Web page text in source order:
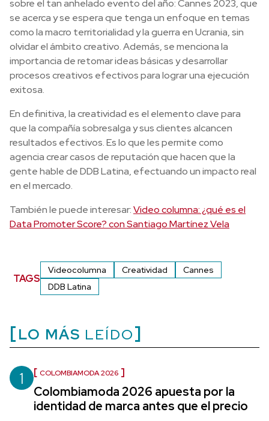
sobre el tan anhelado evento del año: Cannes 2023, que
se acerca y se espera que tenga un enfoque en temas
como la macro territorialidad y la guerra en Ucrania, sin
olvidar el ámbito creativo. Además, se menciona la
importancia de retomar ideas básicas y desarrollar
procesos creativos efectivos para lograr una ejecución
exitosa.
En definitiva, la creatividad es el elemento clave para
que la compañía sobresalga y sus clientes alcancen
resultados efectivos. Es lo que les permite como
agencia crear casos de reputación que hacen que la
gente hable de DDB Latina, efectuando un impacto real
en el mercado.
También le puede interesar:Video columna: ¿qué es el
Data Promoter Score? con Santiago Martínez Vela
TAGS
Videocolumna Creatividad
Cannes
DDB Latina
LO MÁS LEÍDO
1 COLOMBIAMODA 2026
Colombiamoda 2026 apuesta por la
identidad de marca antes que el precio